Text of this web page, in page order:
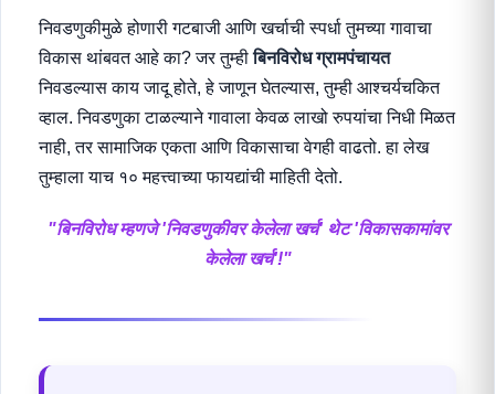
निवडणुकीमुळे होणारी गटबाजी आणि खर्चाची स्पर्धा तुमच्या गावाचा
विकास थांबवत आहे का? जर तुम्हीबिनविरोध ग्रामपंचायत
निवडल्यास काय जादू होते, हे जाणून घेतल्यास, तुम्ही आश्चर्यचकित
व्हाल. निवडणुका टाळल्याने गावाला केवळ लाखो रुपयांचा निधी मिळत
नाही, तर सामाजिक एकता आणि विकासाचा वेगही वाढतो. हा लेख
तुम्हाला याच १० महत्त्वाच्या फायद्यांची माहिती देतो.
"बिनविरोध म्हणजे 'निवडणुकीवर केलेला खर्च' थेट 'विकासकामांवर
केलेला खर्च'!"